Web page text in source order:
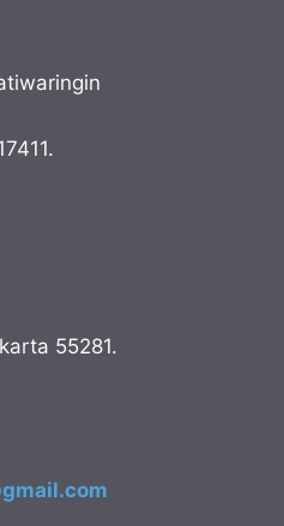
55281.